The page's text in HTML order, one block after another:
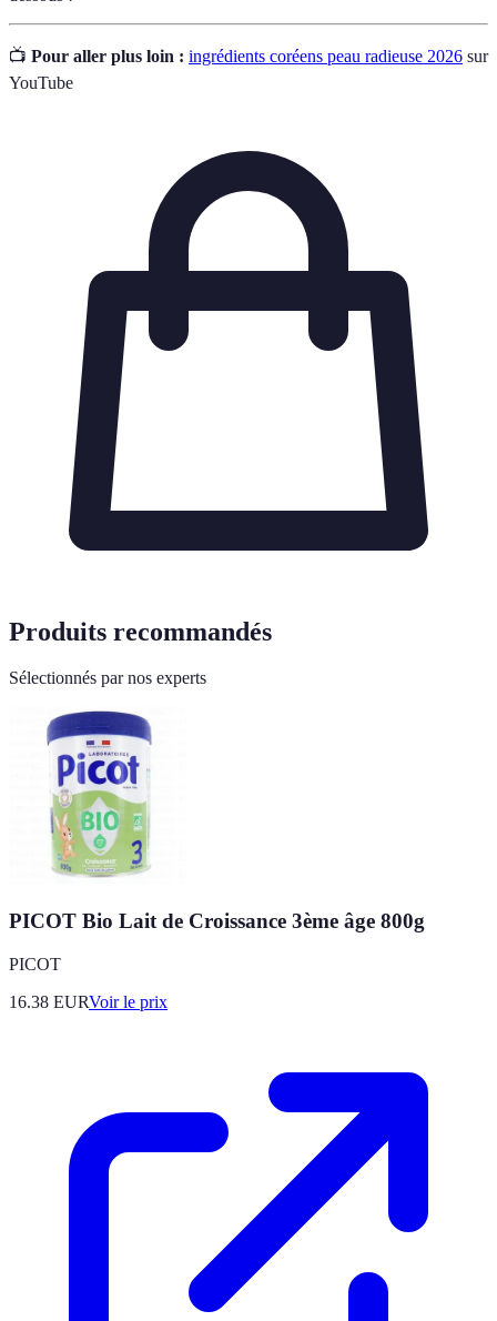
📺 Pour aller plus loin : ingrédients coréens peau radieuse 2026 sur
YouTube
Produits recommandés
Sélectionnés par nos experts
PICOT Bio Lait de Croissance 3ème âge 800g
PICOT
16.38 EURVoir le prix